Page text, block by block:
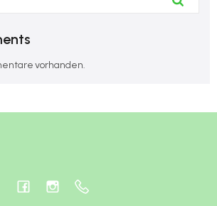
vorhanden.